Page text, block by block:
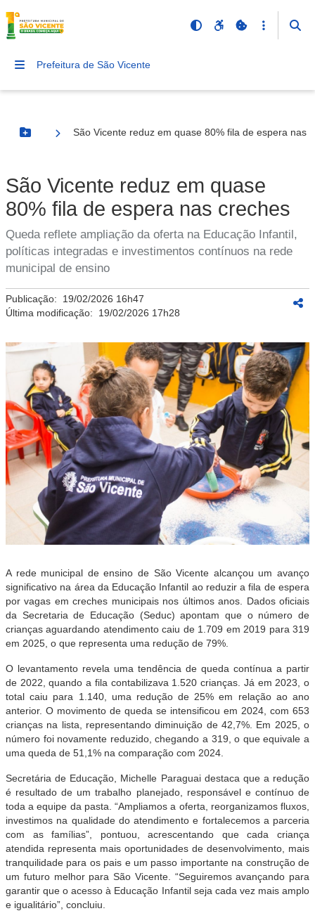
Prefeitura de São Vicente
Botão Menu
São Vicente reduz em quase 80% fila de espera nas
São Vicente reduz em quase
80% fila de espera nas creches
Queda reflete ampliação da oferta na Educação Infantil,
políticas integradas e investimentos contínuos na rede
municipal de ensino
Publicação: 19/02/2026 16h47
Última modificação: 19/02/2026 17h28
A rede municipal de ensino de São Vicente alcançou um avanço
significativo na área da Educação Infantil ao reduzir a fila de espera
por vagas em creches municipais nos últimos anos. Dados oficiais
da Secretaria de Educação (Seduc) apontam que o número de
crianças aguardando atendimento caiu de 1.709 em 2019 para 319
em 2025, o que representa uma redução de 79%.
O levantamento revela uma tendência de queda contínua a partir
de 2022, quando a fila contabilizava 1.520 crianças. Já em 2023, o
total caiu para 1.140, uma redução de 25% em relação ao ano
anterior. O movimento de queda se intensificou em 2024, com 653
crianças na lista, representando diminuição de 42,7%. Em 2025, o
número foi novamente reduzido, chegando a 319, o que equivale a
uma queda de 51,1% na comparação com 2024.
Secretária de Educação, Michelle Paraguai destaca que a redução
é resultado de um trabalho planejado, responsável e contínuo de
toda a equipe da pasta. “Ampliamos a oferta, reorganizamos fluxos,
investimos na qualidade do atendimento e fortalecemos a parceria
com as famílias”, pontuou, acrescentando que cada criança
atendida representa mais oportunidades de desenvolvimento, mais
tranquilidade para os pais e um passo importante na construção de
um futuro melhor para São Vicente. “Seguiremos avançando para
garantir que o acesso à Educação Infantil seja cada vez mais amplo
e igualitário”, concluiu.